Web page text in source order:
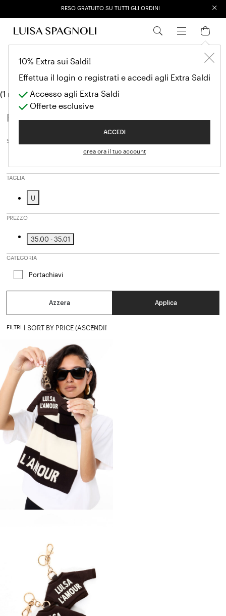
10% Extra sui Saldi!
Effettua il login o registrati e accedi agli Extra Saldi
Accesso agli Extra Saldi
Offerte esclusive
ACCEDI
crea ora il tuo account
RESO GRATUITO SU TUTTI GLI ORDINI
EXTRA SALES: 50% OFF A NEW SELECTION
×
Winter
Winter Essentials
(1 modelli)
Filtri
SALES SEASON
TAGLIA
U
PREZZO
35.00 - 35.01
Affinamento in base a Prezzo: 35.00 - 35.01
CATEGORIA
PortachiaviAffinamento in base a Categoria:
Azzera Applica
FILTRI |